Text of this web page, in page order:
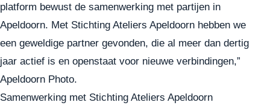
platform bewust de samenwerking met partijen in
Apeldoorn. Met Stichting Ateliers Apeldoorn hebben we
een geweldige partner gevonden, die al meer dan dertig
jaar actief is en openstaat voor nieuwe verbindingen,”
Apeldoorn Photo.
Samenwerking met Stichting Ateliers Apeldoorn